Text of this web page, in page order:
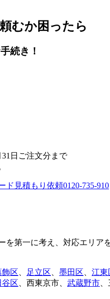
むか困ったら
続き！
日 ご注文分まで
ド見積もり依頼0120-735-910
を第一に考え、対応エリア
飾区 足立区 墨田区 江東
谷区 西東京市 武蔵野市